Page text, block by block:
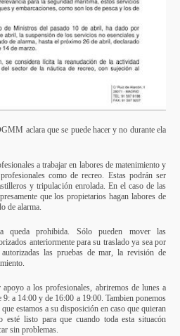
aclara que se puede hacer y no durante ela
a trabajar en labores de matenimiento y
como de recreo. Estas podrán ser
y tripulación enrolada. En el caso de las
que los propietarios hagan labores de
de alarma.
queda prohibida. Sólo pueden mover las
anteriormente para su traslado ya sea por
las pruebas de mar, la revisión de
a los profesionales, abriremos de lunes a
a 14:00 y de 16:00 a 19:00. Tambien ponemos
estamos a su disposición en caso que quieran
esté listo para que cuando toda esta situacón
sin problemas.